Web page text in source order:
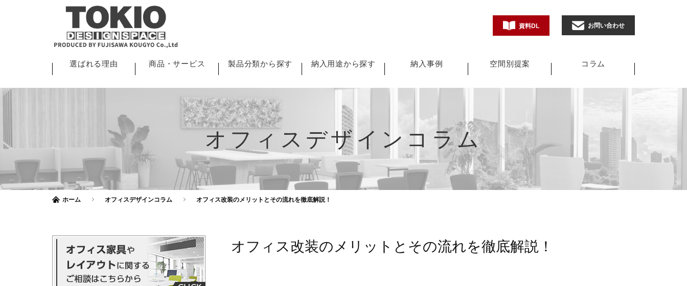
資料DL お問い合わせ
選ばれる理由 商品・サービス 製品分類から探す 納入用途から探す 納入事例 空間別提案 コラム
オフィスデザインコラム
ホーム オフィスデザインコラム オフィス改装のメリットとその流れを徹底解説！
オフィス改装のメリットとその流れを徹底解説！